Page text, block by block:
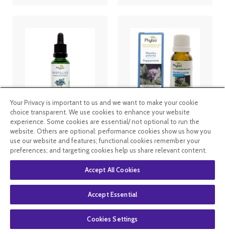
Oemine
phybio
Macérat de
bourgeons bio
30 ml myrtillier
12.20 € 9.15 €
En stock
Oemine huile
essentielle bio
menthe
poivrée 5ml
4.49€2.69 €
En stock
Your Privacy is important to us and we want to make your cookie
choice transparent. We use cookies to enhance your website
experience. Some cookies are essential/ not optional to run the
website. Others are optional: performance cookies show us how you
use our website and features; functional cookies remember your
preferences; and targeting cookies help us share relevant content.
Accept All Cookies
Accept Essential
Cookies Settings